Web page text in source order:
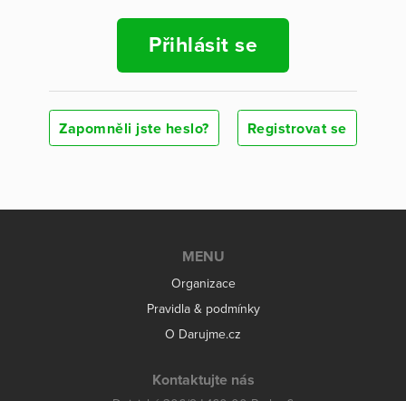
Přihlásit se
Zapomněli jste heslo? Registrovat se
MENU
Organizace
Pravidla & podmínky
O Darujme.cz
Kontaktujte nás